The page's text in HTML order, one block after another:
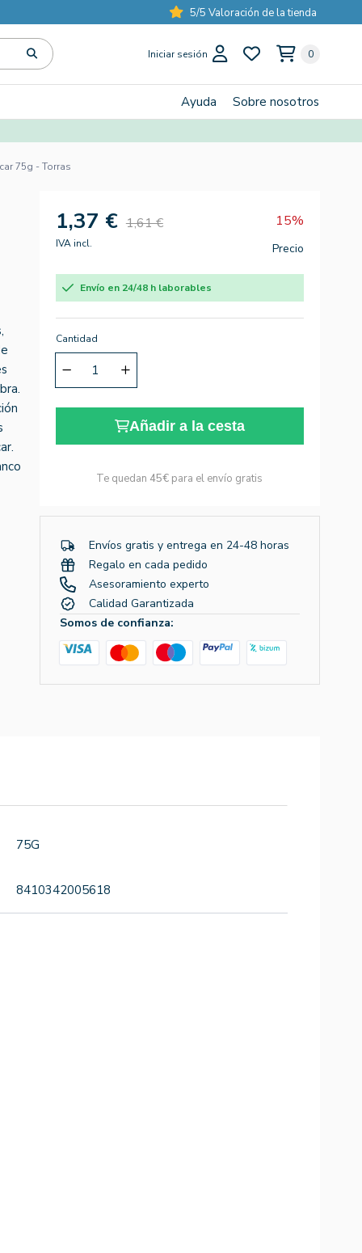
5/5 Valoración de la tienda
Iniciar sesión 0
Ayuda Sobre nosotros
75g - Torras
1,37 € 1,61 € 15%
IVA incl. Precio
Envío en 24/48 h laborables
Cantidad
Añadir a la cesta
Te quedan 45€ para el envío gratis
Envíos gratis y entrega en 24-48 horas
Regalo en cada pedido
Asesoramiento experto
Calidad Garantizada
Somos de confianza:
75G
8410342005618